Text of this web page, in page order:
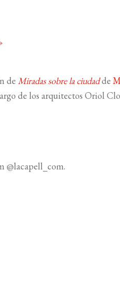
deMiradas sobre la ciudadde
de los arquitectos Oriol
@lacapell_com.